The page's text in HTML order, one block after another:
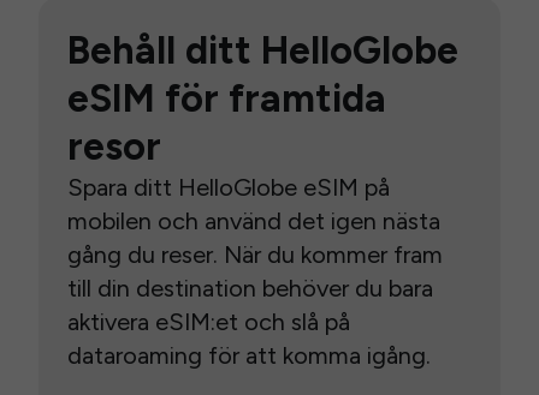
Behåll ditt HelloGlobe
eSIM för framtida
resor
Spara ditt HelloGlobe eSIM på
mobilen och använd det igen nästa
gång du reser. När du kommer fram
till din destination behöver du bara
aktivera eSIM:et och slå på
dataroaming för att komma igång.